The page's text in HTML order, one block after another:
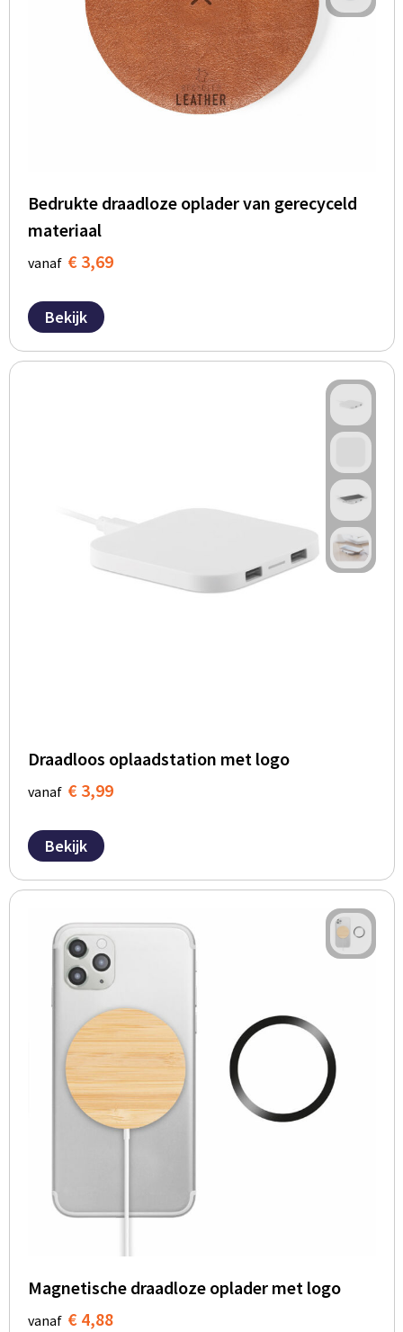
Bedrukte draadloze oplader van gerecyceld
materiaal
vanaf € 3,69
Bekijk
Draadloos oplaadstation met logo
vanaf € 3,99
Bekijk
Magnetische draadloze oplader met logo
vanaf € 4,88